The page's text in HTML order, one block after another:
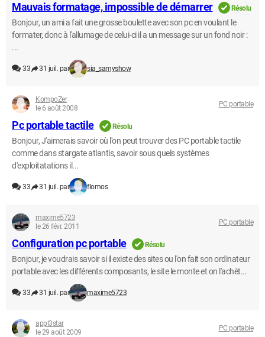
Mauvais formatage, impossible de démarrer Résolu
Bonjour, un ami a fait une grosse boulette avec son pc en voulant le
formater, donc à l'allumage de celui-ci il a un message sur un fond noir :
...
33 31 juil. par sia_samyshow
KompoZer
le 6 août 2008
PC portable
Pc portable tactile Résolu
Bonjour, J'aimerais savoir où l'on peut trouver des PC portable tactile
comme dans stargate atlantis, savoir sous quels systèmes
d'exploitatations il...
33 31 juil. par flomos
maxime5723
le 26 févr. 2011
PC portable
Configuration pc portable Résolu
Bonjour, je voudrais savoir si il existe des sites ou l'on fait son ordinateur
portable avec les différents composants, le site le monte et on l'achèt...
33 31 juil. par maxime5723
appl3star
le 29 août 2009
PC portable